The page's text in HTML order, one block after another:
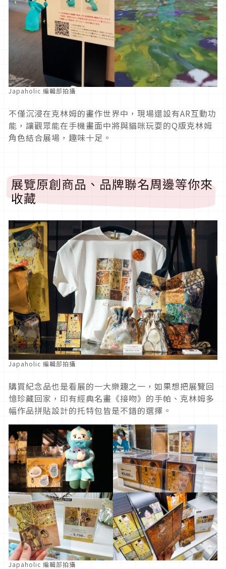
Japaholic 編輯部拍攝
不僅沉浸在克林姆的畫作世界中，現場還設有AR互動功
能，讓觀眾能在手機畫面中將與貓咪玩耍的Q版克林姆
角色結合展場，趣味十足。
展覽原創商品、品牌聯名周邊等你來
收藏
Japaholic 編輯部拍攝
購買紀念品也是看展的一大樂趣之一，如果想把展覽回
憶珍藏回家，印有經典名畫《接吻》的手帕、克林姆多
幅作品拼貼設計的托特包皆是不錯的選擇。
Japaholic 編輯部拍攝